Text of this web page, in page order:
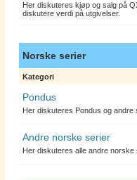
Her diskuteres kjøp og salg på
diskutere verdi på utgivelser.
Norske serier
Kategori
Pondus
Her diskuteres Pondus og
Andre norske serier
Her diskuteres alle andre